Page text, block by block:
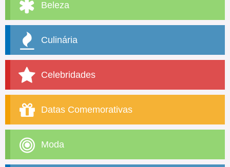
Beleza
Culinária
Celebridades
Datas Comemorativas
Moda